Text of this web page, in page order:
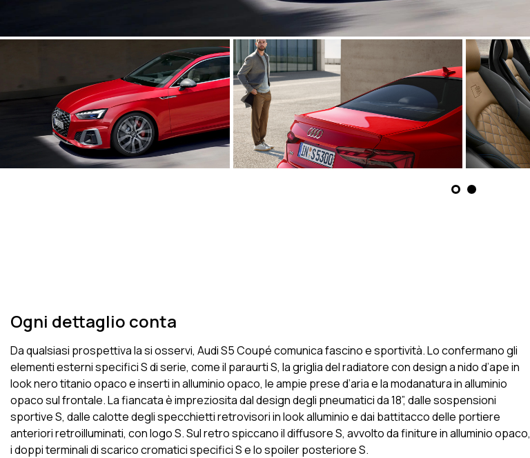
Ogni dettaglio conta
Da qualsiasi prospettiva la si osservi, Audi S5 Coupé comunica fascino e sportività. Lo confermano gli
elementi esterni specifici S di serie, come il paraurti S, la griglia del radiatore con design a nido d’ape in
look nero titanio opaco e inserti in alluminio opaco, le ampie prese d’aria e la modanatura in alluminio
opaco sul frontale. La fiancata è impreziosita dal design degli pneumatici da 18”, dalle sospensioni
sportive S, dalle calotte degli specchietti retrovisori in look alluminio e dai battitacco delle portiere
anteriori retroilluminati, con logo S. Sul retro spiccano il diffusore S, avvolto da finiture in alluminio opaco,
i doppi terminali di scarico cromatici specifici S e lo spoiler posteriore S.